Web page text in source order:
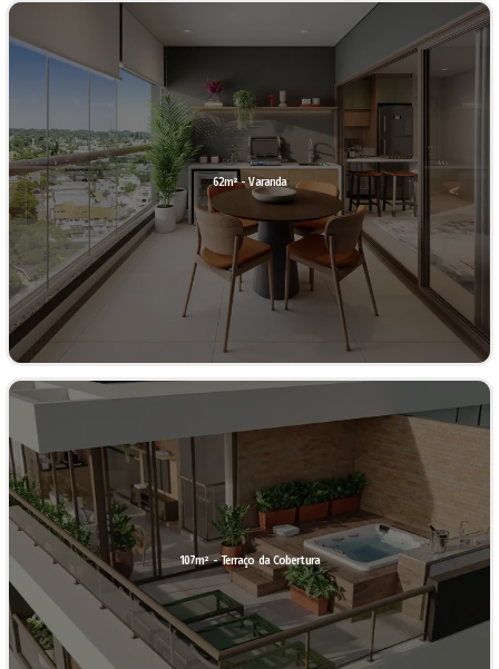
62m² - Varanda
107m² - Terraço da Cobertura